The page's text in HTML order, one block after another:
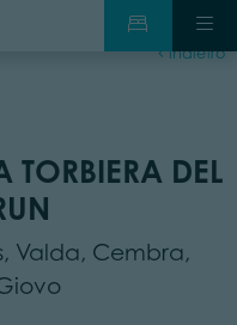
indietro
TORBIERA DEL
Valda, Cembra,